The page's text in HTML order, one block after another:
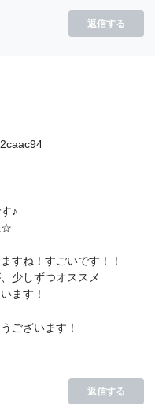
返信する
♪
☆
すね！すごいです！！
少しずつオススメ
ます！
ございます！
返信する